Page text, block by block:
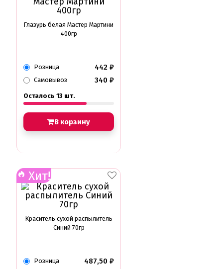
Глазурь для кондитеров
Глазурь белая Мастер Мартини
400гр
Розница 442 ₽
Самовывоз 340 ₽
Осталось 13 шт.
В корзину
Хит!
Краситель сухой распылитель
Синий 70гр
Розница 487,50 ₽